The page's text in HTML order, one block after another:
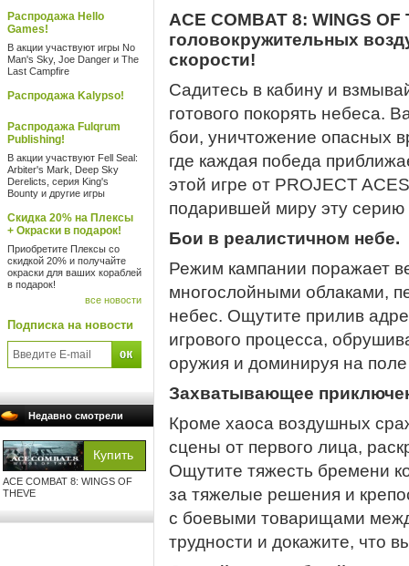
Распродажа Hello
Games!
В акции участвуют игры No
Man's Sky, Joe Danger и The
Last Campfire
Распродажа Kalypso!
Распродажа Fulqrum
Publishing!
В акции участвуют Fell Seal:
Arbiter's Mark, Deep Sky
Derelicts, серия King's
Bounty и другие игры
Скидка 20% на Плексы
+ Окраски в подарок!
Приобретите Плексы со
скидкой 20% и получайте
окраски для ваших кораблей
в подарок!
все новости
Подписка на новости
Недавно смотрели
ACE COMBAT 8: WINGS OF
THEVE
ACE COMBAT 8: WINGS
головокружительных
скорости!
Садитесь в кабину и
готового покорять небеса.
бои, уничтожение опасных
где каждая победа
этой игре от PROJECT
подарившей миру эту серию
Бои в реалистичном небе.
Режим кампании поражает
многослойными облаками,
небес. Ощутите прилив
игрового процесса,
оружия и доминируя на
Захватывающее
Кроме хаоса воздушных
сцены от первого лица,
Ощутите тяжесть бремени
за тяжелые решения и
с боевыми товарищами
трудности и докажите, что